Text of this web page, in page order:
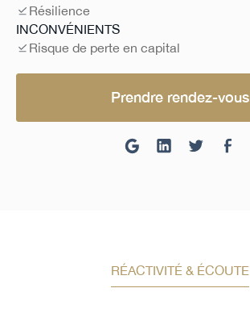
Résilience
INCONVÉNIENTS
Risque de perte en capital
Prendre rendez-vous
RÉACTIVITÉ & ÉCOUTE